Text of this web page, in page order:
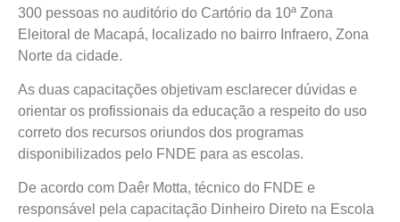
300 pessoas no auditório do Cartório da 10ª Zona
Eleitoral de Macapá, localizado no bairro Infraero, Zona
Norte da cidade.
As duas capacitações objetivam esclarecer dúvidas e
orientar os profissionais da educação a respeito do uso
correto dos recursos oriundos dos programas
disponibilizados pelo FNDE para as escolas.
De acordo com Daêr Motta, técnico do FNDE e
responsável pela capacitação Dinheiro Direto na Escola